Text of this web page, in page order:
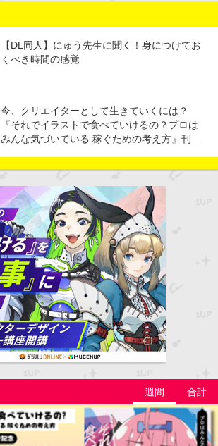
【DL同人】にゅう先生に聞く！身につけてお
くべき時間の感覚
今、クリエイターとして生きていくには？
『それでイラストで食べていけるの？プロは
みんな気づいている 稼ぐための考え方』刊...
週間 合計